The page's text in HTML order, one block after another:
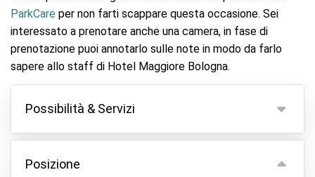
ParkCare per non farti scappare questa occasione. Sei
interessato a prenotare anche una camera, in fase di
prenotazione puoi annotarlo sulle note in modo da farlo
sapere allo staff di Hotel Maggiore Bologna.
Possibilità & Servizi
Possibilità
Parcheggio coperto
Posizione